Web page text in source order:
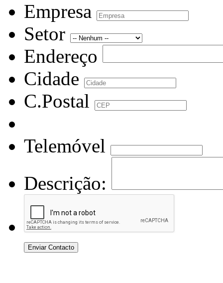
Empresa
Setor
Endereço
Cidade
C.Postal
Telemóvel
Descrição:
Enviar Contacto